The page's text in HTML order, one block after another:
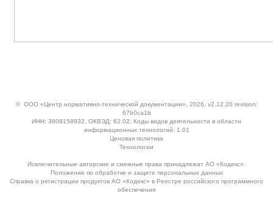
© ООО «Центр нормативно-технической документации» , 2026, v2.12.20 revision:
67b0ca1b
ИНН: 3808158932, ОКВЭД: 62.02, Коды видов деятельности в области
информационных технологий: 1.01
Ценовая политика
Технологии
Исключительные авторские и смежные права принадлежат АО «Кодекс».
Положение по обработке и защите персональных данных
Справка о регистрации продуктов АО «Кодекс» в Реестре российского программного
обеспечения